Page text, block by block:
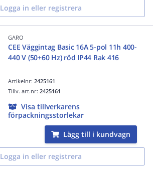
Logga in eller registrera
GARO
CEE Väggintag Basic 16A 5-pol 11h 400-
440 V (50+60 Hz) röd IP44 Rak 416
Artikelnr:2425161
Tillv. art.nr:2425161
Visa tillverkarens
förpackningsstorlekar
Lägg till i kundvagn
Logga in eller registrera